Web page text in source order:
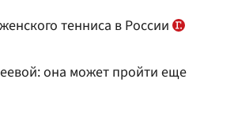
тенниса в России
она может пройти еще